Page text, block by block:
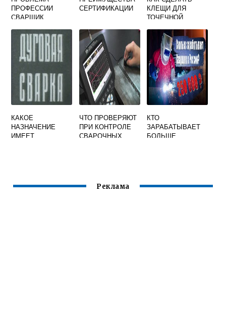
ПРОФЕССИИ
СВАРЩИК
СЕРТИФИКАЦИИ
КЛЕЩИ ДЛЯ
ТОЧЕЧНОЙ
РУКАМИ
КАКОЕ
НАЗНАЧЕНИЕ
ИМЕЕТ
ЧТО ПРОВЕРЯЮТ
ПРИ КОНТРОЛЕ
СВАРОЧНЫХ
КТО
ЗАРАБАТЫВАЕТ
БОЛЬШЕ
Реклама